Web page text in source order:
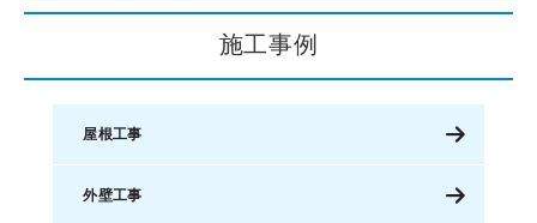
施工事例
屋根工事
外壁工事